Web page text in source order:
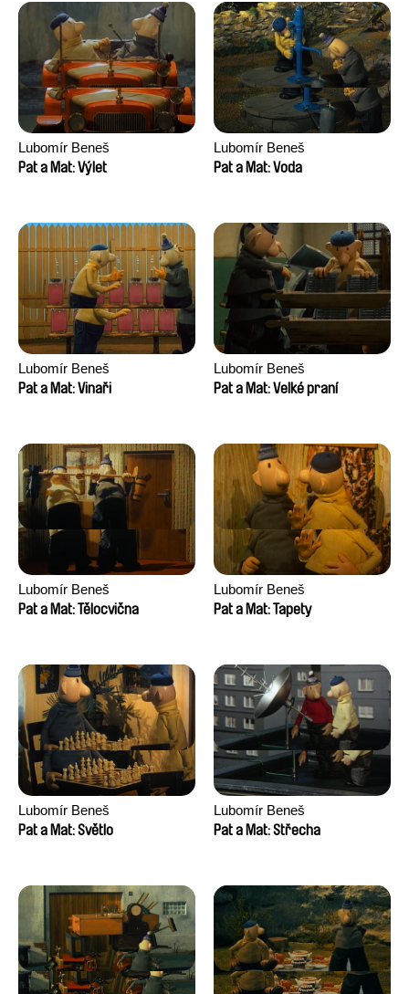
Lubomír Beneš
Pat a Mat: Výlet
Lubomír Beneš
Pat a Mat: Voda
Lubomír Beneš
Pat a Mat: Vinaři
Lubomír Beneš
Pat a Mat: Velké praní
Lubomír Beneš
Pat a Mat: Tělocvična
Lubomír Beneš
Pat a Mat: Tapety
Lubomír Beneš
Pat a Mat: Světlo
Lubomír Beneš
Pat a Mat: Střecha